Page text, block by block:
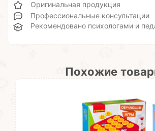
Оригинальная продукция
Профессиональные консультации
Рекомендовано психологами и
Похожие